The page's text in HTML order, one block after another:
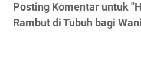
Posting Komentar untuk
Rambut di Tubuh bagi